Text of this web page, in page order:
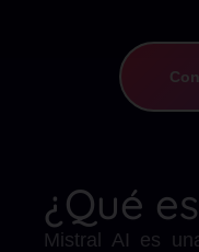
¿Qué
Mistral AI es